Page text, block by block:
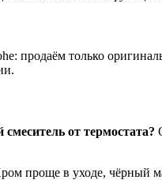
продаём только
от термостата?
проще в уходе, чёрный